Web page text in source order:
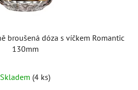
broušená dóza s víčkem Romantic
130mm
Skladem (4 ks)